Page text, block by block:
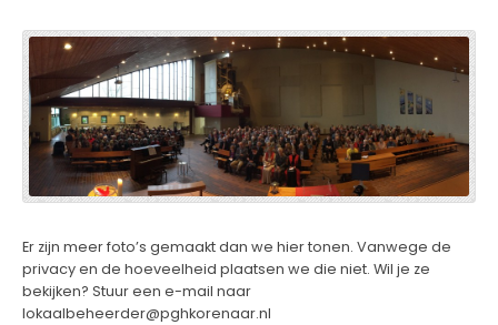
Er zijn meer foto’s gemaakt dan we hier tonen. Vanwege de
privacy en de hoeveelheid plaatsen we die niet. Wil je ze
bekijken? Stuur een e-mail naar
lokaalbeheerder@pghkorenaar.nl